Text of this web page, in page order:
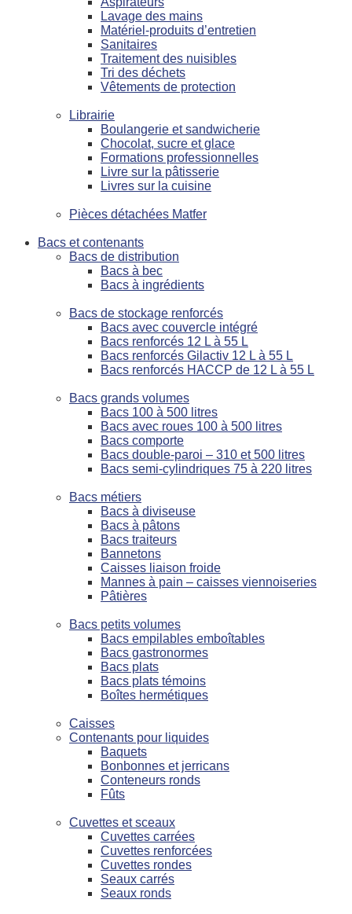
Lavage des mains
Matériel-produits d’entretien
Sanitaires
Traitement des nuisibles
Tri des déchets
Vêtements de protection
Librairie
Boulangerie et sandwicherie
Chocolat, sucre et glace
Formations professionnelles
Livre sur la pâtisserie
Livres sur la cuisine
Pièces détachées Matfer
Bacs et contenants
Bacs de distribution
Bacs à bec
Bacs à ingrédients
Bacs de stockage renforcés
Bacs avec couvercle intégré
Bacs renforcés 12 L à 55 L
Bacs renforcés Gilactiv 12 L à 55 L
Bacs renforcés HACCP de 12 L à 55 L
Bacs grands volumes
Bacs 100 à 500 litres
Bacs avec roues 100 à 500 litres
Bacs comporte
Bacs double-paroi – 310 et 500 litres
Bacs semi-cylindriques 75 à 220 litres
Bacs métiers
Bacs à diviseuse
Bacs à pâtons
Bacs traiteurs
Bannetons
Caisses liaison froide
Mannes à pain – caisses viennoiseries
Pâtières
Bacs petits volumes
Bacs empilables emboîtables
Bacs gastronormes
Bacs plats
Bacs plats témoins
Boîtes hermétiques
Caisses
Contenants pour liquides
Baquets
Bonbonnes et jerricans
Conteneurs ronds
Fûts
Cuvettes et sceaux
Cuvettes carrées
Cuvettes renforcées
Cuvettes rondes
Seaux carrés
Seaux ronds